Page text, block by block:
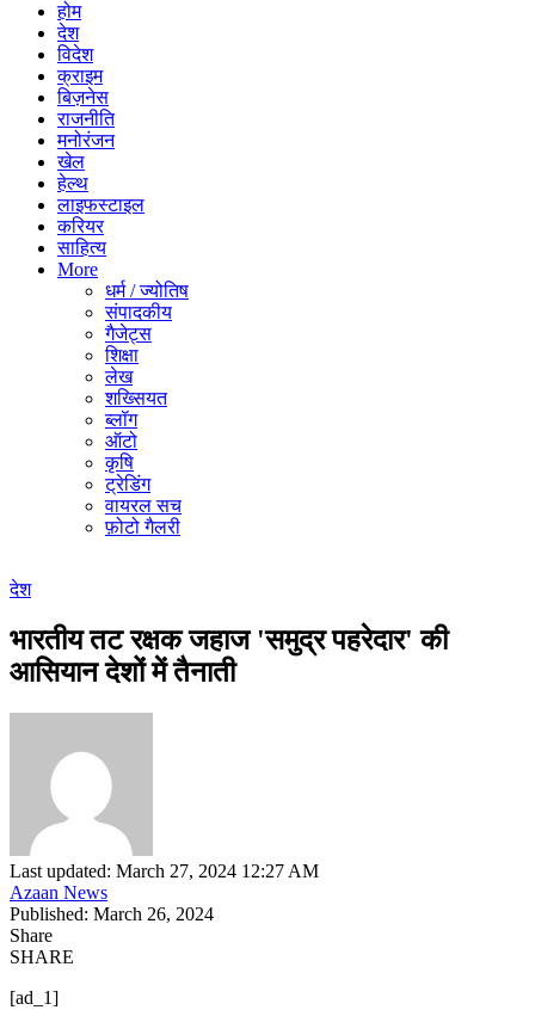
होम
देश
विदेश
क्राइम
बिज़नेस
राजनीति
मनोरंजन
खेल
हेल्थ
लाइफस्टाइल
करियर
साहित्य
More
धर्म / ज्योतिष
संपादकीय
गैजेट्स
शिक्षा
लेख
शख्सियत
ब्लॉग
ऑटो
कृषि
ट्रेडिंग
वायरल सच
फ़ोटो गैलरी
देश
भारतीय तट रक्षक जहाज 'समुद्र पहरेदार' की
आसियान देशों में तैनाती
Last updated: March 27, 2024 12:27 AM
Azaan News
Published: March 26, 2024
Share
SHARE
[ad_1]